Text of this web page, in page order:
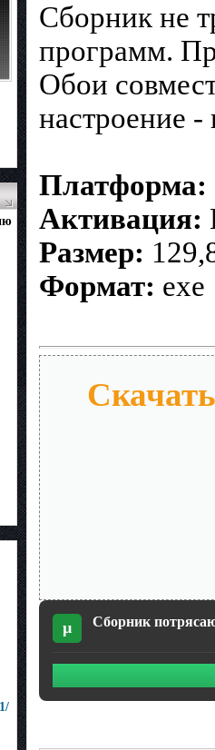
Сборник не
программ.
Обои
настроение -
Платформа:
Активация:
Размер:
Формат: exe
µ Сборник